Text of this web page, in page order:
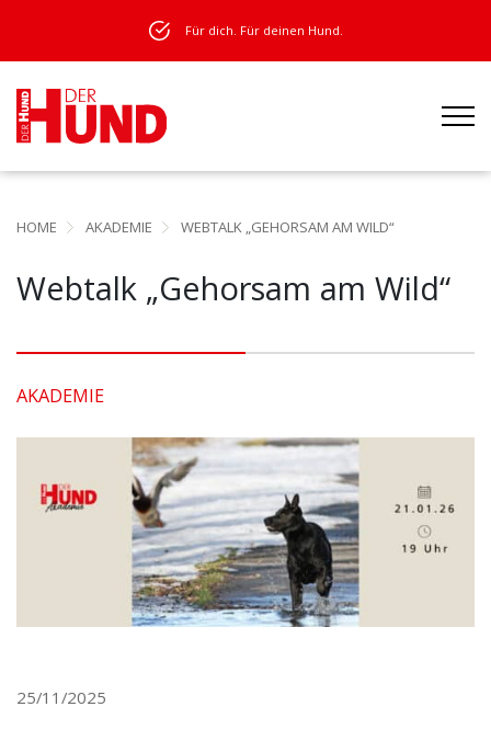
Für dich. Für deinen Hund.
HOME AKADEMIE WEBTALK „GEHORSAM AM WILD“
Webtalk „Gehorsam am Wild“
AKADEMIE
25/11/2025